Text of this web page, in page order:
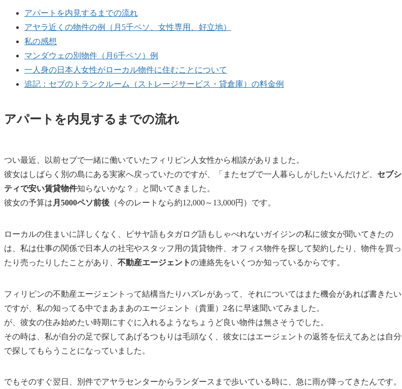
アパートを内見するまでの流れ
アヤラ近くの物件の例（月5千ペソ、女性専用、好立地）
私の感想
マンダウェの別物件（月6千ペソ）例
一人身の日本人女性がローカル物件に住むことについて
追記：セブのトランクルーム（ストレージサービス・貸倉庫）の料金例
アパートを内見するまでの流れ
つい最近、以前セブで一緒に働いていたフィリピン人女性から相談がありました。
彼女はしばらく別の島にある実家へ戻っていたのですが、「またセブで一人暮らしがしたいんだけど、 セブシ
ティで安い賃貸物件知らないかな？」と聞いてきました。
彼女の予算は 月5000ペソ前後 （今のレートなら約12,000～13,000円）です。
ローカルの住まいに詳しくなく、ビサヤ語もタガログ語もしゃべれないガイジンの私に彼女が聞いてきたの
は、私は仕事の関係で日本人の社宅やスタッフ用の賃貸物件、オフィス物件を探して契約したり、物件を買っ
たり売ったりしたことがあり、 不動産エージェントの連絡先をいくつか知っているからです。
フィリピンの不動産エージェントって結構当たりハズレがあって、それについてはまた機会があれば書きたい
ですが、私の知ってる中でまあまあのエージェント（貴重）2名に早速聞いてみました。
が、彼女の住み始めたい時期にすぐに入れるようなちょうど良い物件は無さそうでした。
その時は、私が自分の足で探してあげるつもりは毛頭なく
、彼女にはエージェントの返答を伝えてあとは自分
で探してもらうことになっていました。
でもそのすぐ翌日、別件でアヤラセンターからランダースまで歩いている時に、急に雨が降ってきたんです。